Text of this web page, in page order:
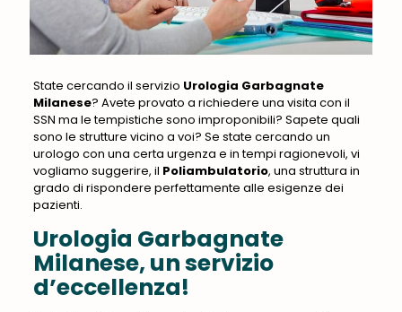
State cercando il servizio Urologia Garbagnate
Milanese? Avete provato a richiedere una visita con il
SSN ma le tempistiche sono improponibili? Sapete quali
sono le strutture vicino a voi? Se state cercando un
urologo con una certa urgenza e in tempi ragionevoli, vi
vogliamo suggerire, il Poliambulatorio, una struttura in
grado di rispondere perfettamente alle esigenze dei
pazienti.
Urologia Garbagnate
Milanese, un servizio
d’eccellenza!